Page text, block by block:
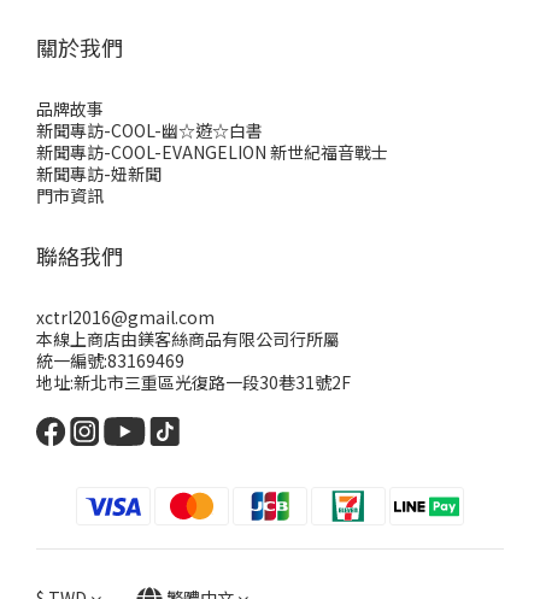
關於我們
品牌故事
新聞專訪-COOL-幽☆遊☆白書
新聞專訪-COOL-EVANGELION 新世紀福音戰士
新聞專訪-妞新聞
門市資訊
聯絡我們
xctrl2016@gmail.com
本線上商店由鎂客絲商品有限公司行所屬
統一編號:83169469
地址:新北市三重區光復路一段30巷31號2F